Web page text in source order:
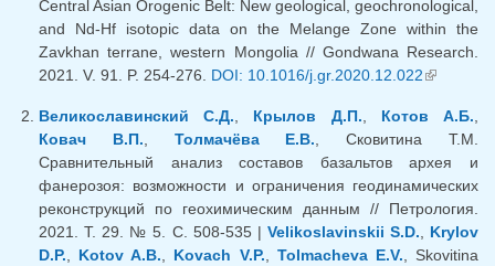
Central Asian Orogenic Belt: New geological, geochronological,
and Nd-Hf isotopic data on the Melange Zone within the
Zavkhan terrane, western Mongolia // Gondwana Research.
2021. V. 91. P. 254-276. DOI: 10.1016/j.gr.2020.12.022(внешняя
Великославинский С.Д.
Крылов Д.П. Котов А.Б.
Ковач В.П.
Толмачёва Е.В. , Сковитина Т.М.
Сравнительный анализ составов базальтов архея и
фанерозоя: возможности и ограничения геодинамических
реконструкций по геохимическим данным // Петрология.
2021. Т. 29. № 5. С. 508-535 | Velikoslavinskii S.D.
Krylov
D.P.
Kotov A.B. Kovach V.P. Tolmacheva E.V. , Skovitina